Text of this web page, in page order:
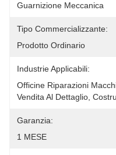
Guarnizione Meccanica
Tipo Commercializzante:
Prodotto Ordinario
Industrie Applicabili:
Officine Riparazioni
Vendita Al Dettaglio,
Garanzia:
1 MESE